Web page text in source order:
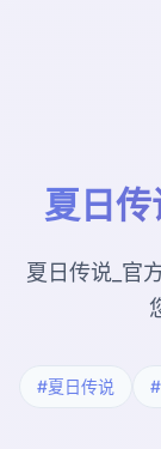
夏日
夏日传说_官
#夏日传说